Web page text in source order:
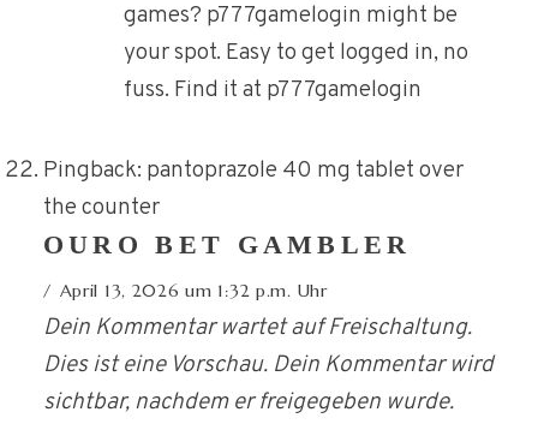
games? p777gamelogin might be
your spot. Easy to get logged in, no
fuss. Find it at p777gamelogin
Pingback: pantoprazole 40 mg tablet over
the counter
OURO BET GAMBLER
April 13, 2026 um 1:32 p.m. Uhr
Dein Kommentar wartet auf Freischaltung.
Dies ist eine Vorschau. Dein Kommentar wird
sichtbar, nachdem er freigegeben wurde.